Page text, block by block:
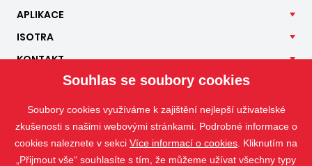
APLIKACE
ISOTRA
KONTAKT
Souhlas se soubory cookies
Soubory cookies využíváme k zajištění nejlepší uživatelské
zkušenosti s našimi webovými stránkami. Podrobné informace o
cookies naleznete v sekci Více informací o cookies . Kliknutím na
„Přijmout vše“ souhlasíte s tím, že můžeme užívat všechny typy